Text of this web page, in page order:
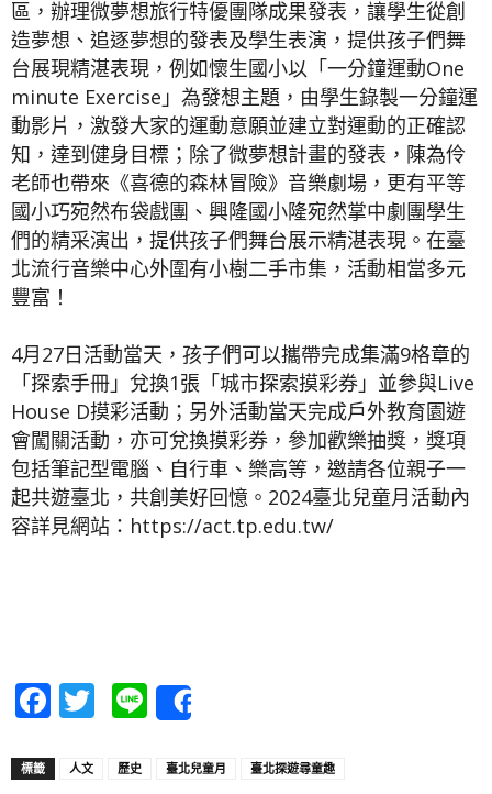
區，辦理微夢想旅行特優團隊成果發表，讓學生從創
造夢想、追逐夢想的發表及學生表演，提供孩子們舞
台展現精湛表現，例如懷生國小以「一分鐘運動One
minute Exercise」為發想主題，由學生錄製一分鐘運
動影片，激發大家的運動意願並建立對運動的正確認
知，達到健身目標；除了微夢想計畫的發表，陳為伶
老師也帶來《喜德的森林冒險》音樂劇場，更有平等
國小巧宛然布袋戲團、興隆國小隆宛然掌中劇團學生
們的精采演出，提供孩子們舞台展示精湛表現。在臺
北流行音樂中心外圍有小樹二手市集，活動相當多元
豐富！
4月27日活動當天，孩子們可以攜帶完成集滿9格章的
「探索手冊」兌換1張「城市探索摸彩券」並參與Live
House D摸彩活動；另外活動當天完成戶外教育園遊
會闖關活動，亦可兌換摸彩券，參加歡樂抽獎，獎項
包括筆記型電腦、自行車、樂高等，邀請各位親子一
起共遊臺北，共創美好回憶。2024臺北兒童月活動內
容詳見網站：https://act.tp.edu.tw/
Facebook
Twitter
Line
標籤 人文 歷史 臺北兒童月 臺北探遊尋童趣